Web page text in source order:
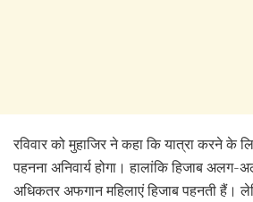
रविवार को मुहाजिर ने कहा कि यात्रा करने के
पहनना अनिवार्य होगा। हालांकि हिजाब
अधिकतर अफगान महिलाएं हिजाब पहनती हैं।